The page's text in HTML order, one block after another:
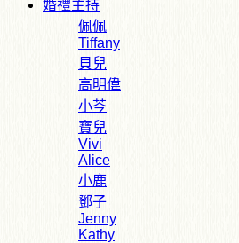
婚禮主持
佩佩
Tiffany
貝兒
高明偉
小芩
寶兒
Vivi
Alice
小鹿
鄧子
Jenny
Kathy